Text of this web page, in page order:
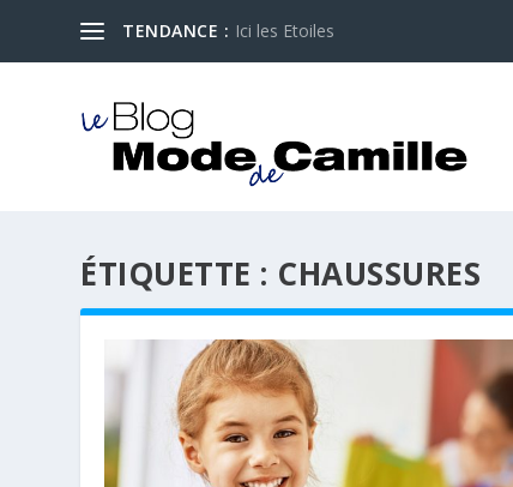
TENDANCE : Ici les Etoiles
ÉTIQUETTE : CHAUSSURES